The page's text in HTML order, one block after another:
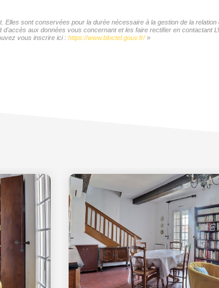
sont conservées pour la durée nécessaire à la gestion de la
aux données vous concernant et les faire rectifier en contactant
vous inscrire ici : https://www.bloctel.gouv.fr/»